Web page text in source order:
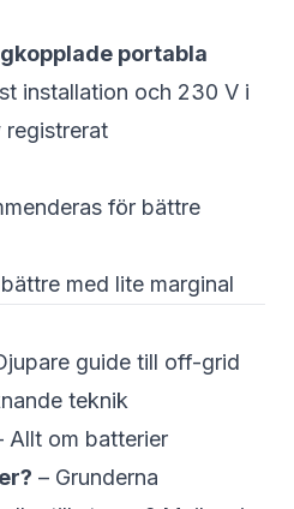
portabla
installation och 230 V i
registrerat
för bättre
med lite marginal
guide till off-grid
teknik
Allt om batterier
– Grunderna